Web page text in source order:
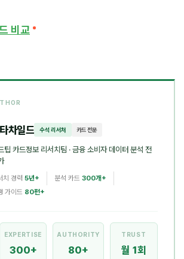
비교
차일드 수석 리서처 카드 전문
팁 카드정보 리서치팀 · 금융 소비자 데이터 분석 전
치 경력 5년+ 분석 카드 300개+
가이드 80편+
EXPERTISE
300+
AUTHORITY
80+
TRUST
월 1회